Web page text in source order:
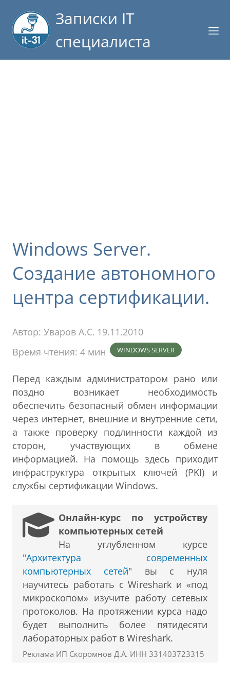
Записки IT
специалиста
Windows Server.
Создание автономного
центра сертификации.
Автор: Уваров А.С. 19.11.2010
Время чтения: 4 мин
WINDOWS SERVER
Перед каждым администратором рано или
поздно возникает необходимость
обеспечить безопасный обмен информации
через интернет, внешние и внутренние сети,
а также проверку подлинности каждой из
сторон, участвующих в обмене
информацией. На помощь здесь приходит
инфраструктура открытых ключей (PKI) и
службы сертификации Windows.
Онлайн-курс по устройству
компьютерных сетей
На углубленном курсе
"Архитектура современных
компьютерных сетей" вы с нуля
научитесь работать с Wireshark и «под
микроскопом» изучите работу сетевых
протоколов. На протяжении курса надо
будет выполнить более пятидесяти
лабораторных работ в Wireshark.
Реклама ИП Скоромнов Д.А. ИНН 331403723315